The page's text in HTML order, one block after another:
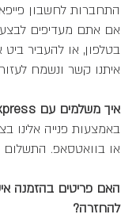
התחברות לחשבון
אם אתם מעדיפים
בטלפון, או להעביר ביט
איתנו קשר ונשמח לעזור
איך משלמים עם American Express?
באמצעות פנייה אלינו
או בוואטסאפ. התשלום
האם פריטים בהזמנה
להחזרה?